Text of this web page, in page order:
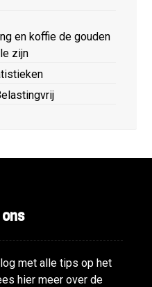
en koffie de gouden
zijn
met alle tips op het
hier meer over de